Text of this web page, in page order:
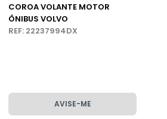
COROA VOLANTE MOTOR
ÔNIBUS VOLVO
REF: 22237994DX
AVISE-ME